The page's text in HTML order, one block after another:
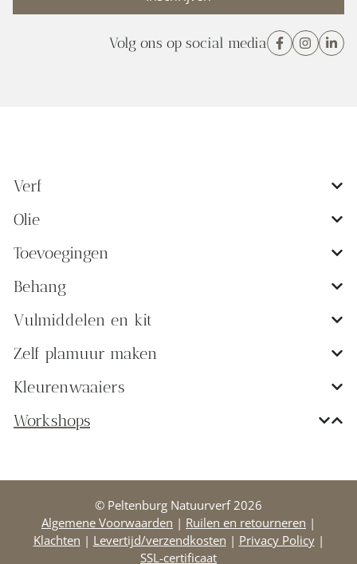
Volg ons op social media
Verf
Olie
Toevoegingen
Behang
Vulmiddelen en kit
Zelf plamuur maken
Kleurenwaaiers
Workshops
© Peltenburg Natuurverf 2026
Algemene Voorwaarden | Ruilen en retourneren |
Klachten | Levertijd/verzendkosten | Privacy Policy|
SSL-certificaat